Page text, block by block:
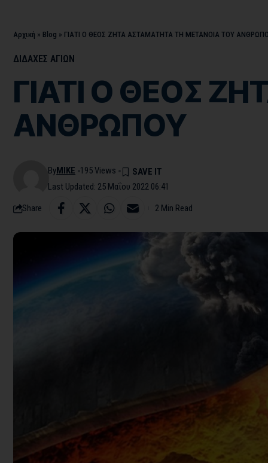
Αρχική » Blog » ΓΙΑΤΙ Ο ΘΕΟΣ ΖΗΤΑ ΑΣΤΑΜΑΤΗΤΑ ΤΗ ΜΕΤΑΝΟΙΑ ΤΟΥ
ΔΙΔΑΧΕΣ ΑΓΙΩΝ
ΓΙΑΤΙ Ο ΘΕΟΣ
ΑΝΘΡΩΠΟΥ
Last Updated: 25 Μαΐου 2022 06:41
ByMIKE 195 Views
Share 2 Min Read